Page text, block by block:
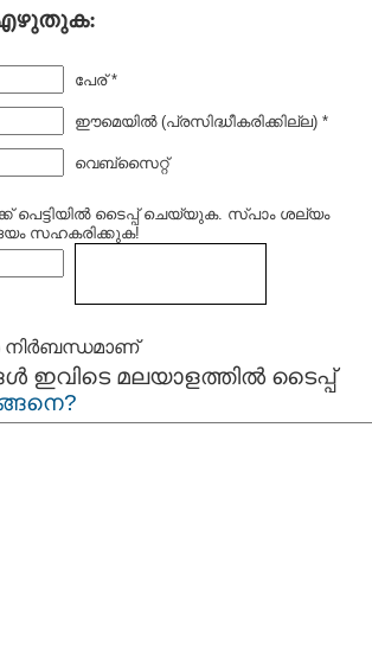
എഴുതുക:
പേര് *
ഈമെയില്‍ (പ്രസിദ്ധീകരിക്കില്ല) *
വെബ്സൈറ്റ്
പെട്ടിയില്‍ ടൈപ്പ്‌ ചെയ്യുക. സ്പാം ശല്യം
സഹകരിക്കുക!
ഇവിടെ മലയാളത്തില്‍ ടൈപ്പ്